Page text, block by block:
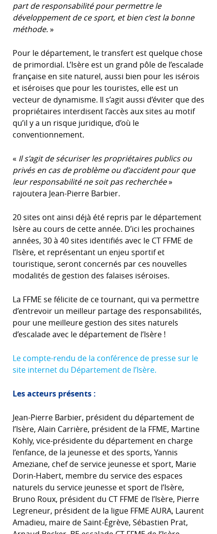
part de responsabilité pour permettre le
développement de ce sport, et bien c’est la bonne
méthode.»
Pour le département, le transfert est quelque chose
de primordial. L’Isère est un grand pôle de l’escalade
française en site naturel, aussi bien pour les isérois
et iséroises que pour les touristes, elle est un
vecteur de dynamisme. Il s’agit aussi d’éviter que des
propriétaires interdisent l’accès aux sites au motif
qu’il y a un risque juridique, d’où le
conventionnement.
« Il s’agit de sécuriser les propriétaires publics ou
privés en cas de problème ou d’accident pour que
leur responsabilité ne soit pas recherchée»
rajoutera Jean-Pierre Barbier.
20 sites ont ainsi déjà été repris par le département
Isère au cours de cette année. D’ici les prochaines
années, 30 à 40 sites identifiés avec le CT FFME de
l’Isère, et représentant un enjeu sportif et
touristique, seront concernés par ces nouvelles
modalités de gestion des falaises iséroises.
La FFME se félicite de ce tournant, qui va permettre
d’entrevoir un meilleur partage des responsabilités,
pour une meilleure gestion des sites naturels
d’escalade avec le département de l’Isère !
Le compte-rendu de la conférence de presse sur le
site internet du Département de l’Isère.
Les acteurs présents :
Jean-Pierre Barbier, président du département de
l’Isère, Alain Carrière, président de la FFME, Martine
Kohly, vice-présidente du département en charge
l’enfance, de la jeunesse et des sports, Yannis
Ameziane, chef de service jeunesse et sport, Marie
Dorin-Habert, membre du service des espaces
naturels du service jeunesse et sport de l’Isère,
Bruno Roux, président du CT FFME de l’Isère, Pierre
Legreneur, président de la ligue FFME AURA, Laurent
Amadieu, maire de Saint-Égrève, Sébastien Prat,